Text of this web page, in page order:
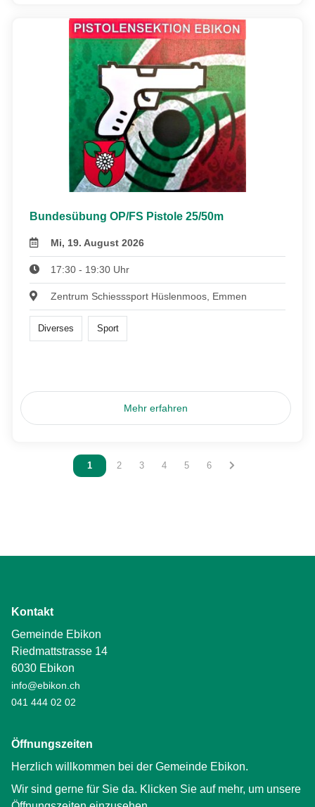
Bundesübung OP/FS Pistole 25/50m
Mi, 19. August 2026
17:30 - 19:30 Uhr
Zentrum Schiesssport Hüslenmoos, Emmen
Diverses Sport
Mehr erfahren
Vous êtes sur la page
1 Vous êtes sur la page
2 Vous êtes sur la page
3 Vous êtes sur la page
4 Vous êtes sur la page
5 Vous êtes sur la page
6
Kontakt
Gemeinde Ebikon
Riedmattstrasse 14
6030 Ebikon
info@ebikon.ch
041 444 02 02
Öffnungszeiten
Herzlich willkommen bei der Gemeinde Ebikon.
Wir sind gerne für Sie da. Klicken Sie auf mehr, um unsere